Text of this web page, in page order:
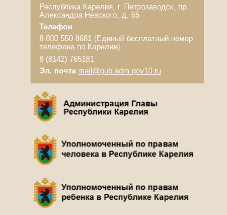
Республика Карелия, г. Петрозаводск, пр.
Александра Невского, д. 65
Телефон
8 800 550 8681 (Единый бесплатный номер
телефона по Карелии)
8 (8142) 765181
Эл. почта mail@gub.adm.gov10.ru